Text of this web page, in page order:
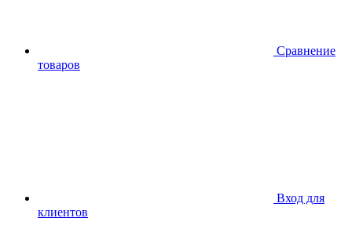
Сравнение
товаров
Вход для
клиентов